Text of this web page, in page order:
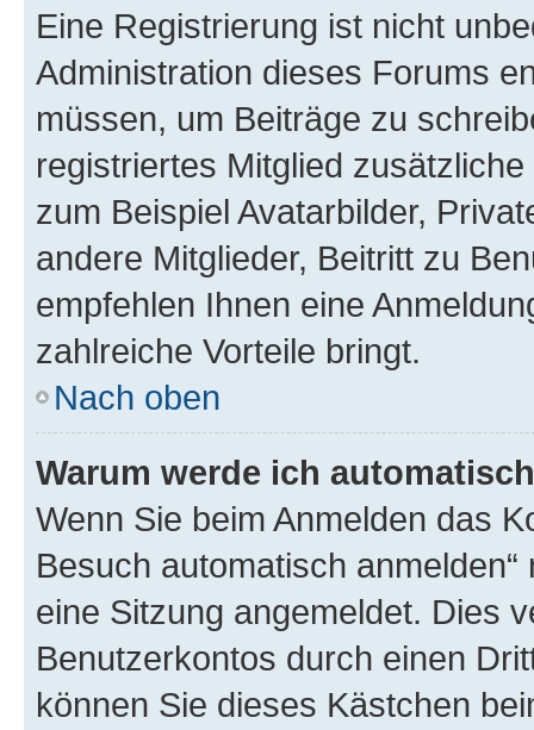
Eine Registrierung ist nicht
Administration dieses Forums
müssen, um Beiträge zu
registriertes Mitglied
zum Beispiel Avatarbilder,
andere Mitglieder, Beitritt zu
empfehlen Ihnen eine
zahlreiche Vorteile bringt.
Nach oben
Warum werde ich
Wenn Sie beim Anmelden das
Besuch automatisch
eine Sitzung angemeldet. Dies
Benutzerkontos durch einen
können Sie dieses Kästchen